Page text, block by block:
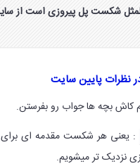
شکست پل پیروزی است از
نظرات پایین سایت
کاش بچه ها جواب رو بفرستن.
: یعنی هر شکست مقدمه ای برای
نزدیک تر میشویم.